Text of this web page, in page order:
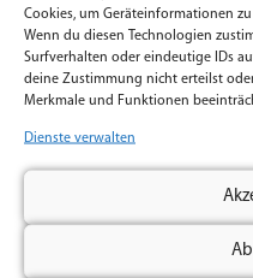
Cookies, um Geräteinformationen
Wenn du diesen Technologien
Surfverhalten oder eindeutige IDs
deine Zustimmung nicht erteilst
Merkmale und Funktionen
Dienste verwalten
Teilfolierung und
Zulassungsfahrzeuge mit
umgesetzt.
Weiterlesen »